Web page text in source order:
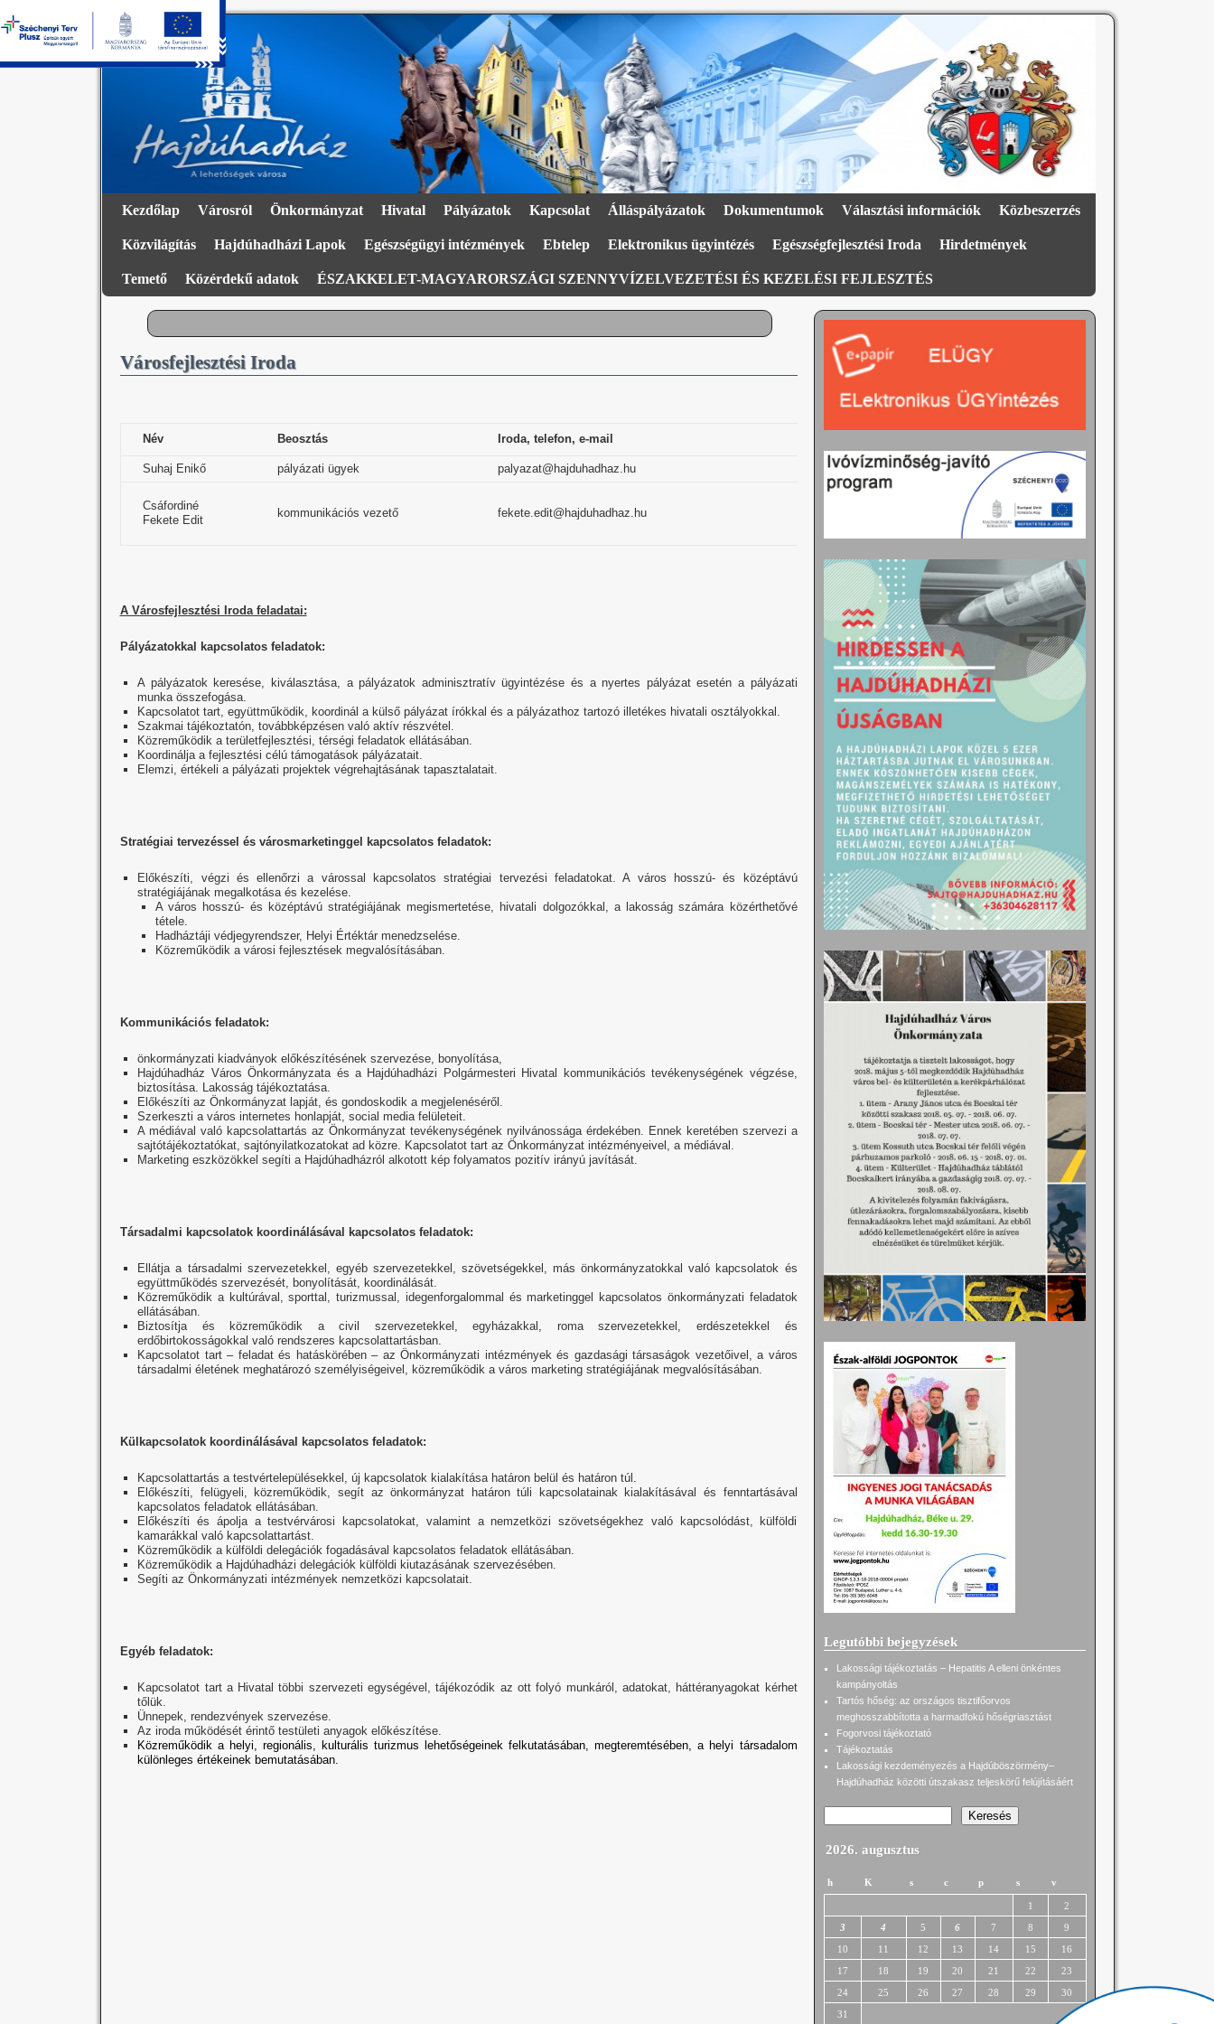
Kezdőlap Városról Önkormányzat Hivatal Pályázatok Kapcsolat Álláspályázatok Dokumentumok Választási információk Közbeszerzés
Közvilágítás Hajdúhadházi Lapok Egészségügyi intézmények Ebtelep Elektronikus ügyintézés Egészségfejlesztési Iroda Hirdetmények
Temető Közérdekű adatok ÉSZAKKELET-MAGYARORSZÁGI SZENNYVÍZELVEZETÉSI ÉS KEZELÉSI FEJLESZTÉS
Városfejlesztési Iroda
Név Beosztás Iroda, telefon, e-mail
Suhaj Enikő pályázati ügyek palyazat@hajduhadhaz.hu
Csáfordiné
Fekete Edit
kommunikációs vezető fekete.edit@hajduhadhaz.hu
A Városfejlesztési Iroda feladatai:
Pályázatokkal kapcsolatos feladatok:
A pályázatok keresése, kiválasztása, a pályázatok adminisztratív ügyintézése és a nyertes pályázat esetén a pályázati
munka összefogása.
Kapcsolatot tart, együttműködik, koordinál a külső pályázat írókkal és a pályázathoz tartozó illetékes hivatali osztályokkal.
Szakmai tájékoztatón, továbbképzésen való aktív részvétel.
Közreműködik a területfejlesztési, térségi feladatok ellátásában.
Koordinálja a fejlesztési célú támogatások pályázatait.
Elemzi, értékeli a pályázati projektek végrehajtásának tapasztalatait.
Stratégiai tervezéssel és városmarketinggel kapcsolatos feladatok:
Előkészíti, végzi és ellenőrzi a várossal kapcsolatos stratégiai tervezési feladatokat. A város hosszú- és középtávú
stratégiájának megalkotása és kezelése.
A város hosszú- és középtávú stratégiájának megismertetése, hivatali dolgozókkal, a lakosság számára közérthetővé
tétele.
Hadháztáji védjegyrendszer, Helyi Értéktár menedzselése.
Közreműködik a városi fejlesztések megvalósításában.
Kommunikációs feladatok:
önkormányzati kiadványok előkészítésének szervezése, bonyolítása,
Hajdúhadház Város Önkormányzata és a Hajdúhadházi Polgármesteri Hivatal kommunikációs tevékenységének végzése,
biztosítása. Lakosság tájékoztatása.
Előkészíti az Önkormányzat lapját, és gondoskodik a megjelenéséről.
Szerkeszti a város internetes honlapját, social media felületeit.
A médiával való kapcsolattartás az Önkormányzat tevékenységének nyilvánossága érdekében. Ennek keretében szervezi a
sajtótájékoztatókat, sajtónyilatkozatokat ad közre. Kapcsolatot tart az Önkormányzat intézményeivel, a médiával.
Marketing eszközökkel segíti a Hajdúhadházról alkotott kép folyamatos pozitív irányú javítását.
Társadalmi kapcsolatok koordinálásával kapcsolatos feladatok:
Ellátja a társadalmi szervezetekkel, egyéb szervezetekkel, szövetségekkel, más önkormányzatokkal való kapcsolatok és
együttműködés szervezését, bonyolítását, koordinálását.
Közreműködik a kultúrával, sporttal, turizmussal, idegenforgalommal és marketinggel kapcsolatos önkormányzati feladatok
ellátásában.
Biztosítja és közreműködik a civil szervezetekkel, egyházakkal, roma szervezetekkel, erdészetekkel és
erdőbirtokosságokkal való rendszeres kapcsolattartásban.
Kapcsolatot tart – feladat és hatáskörében – az Önkormányzati intézmények és gazdasági társaságok vezetőivel, a város
társadalmi életének meghatározó személyiségeivel, közreműködik a város marketing stratégiájának megvalósításában.
Külkapcsolatok koordinálásával kapcsolatos feladatok:
Kapcsolattartás a testvértelepülésekkel, új kapcsolatok kialakítása határon belül és határon túl.
Előkészíti, felügyeli, közreműködik, segít az önkormányzat határon túli kapcsolatainak kialakításával és fenntartásával
kapcsolatos feladatok ellátásában.
Előkészíti és ápolja a testvérvárosi kapcsolatokat, valamint a nemzetközi szövetségekhez való kapcsolódást, külföldi
kamarákkal való kapcsolattartást.
Közreműködik a külföldi delegációk fogadásával kapcsolatos feladatok ellátásában.
Közreműködik a Hajdúhadházi delegációk külföldi kiutazásának szervezésében.
Segíti az Önkormányzati intézmények nemzetközi kapcsolatait.
Egyéb feladatok:
Kapcsolatot tart a Hivatal többi szervezeti egységével, tájékozódik az ott folyó munkáról, adatokat, háttéranyagokat kérhet
tőlük.
Ünnepek, rendezvények szervezése.
Az iroda működését érintő testületi anyagok előkészítése.
Közreműködik a helyi, regionális, kulturális turizmus lehetőségeinek felkutatásában, megteremtésében, a helyi társadalom
különleges értékeinek bemutatásában.
Legutóbbi bejegyzések
Lakossági tájékoztatás – Hepatitis A elleni önkéntes
kampányoltás
Tartós hőség: az országos tisztifőorvos
meghosszabbította a harmadfokú hőségriasztást
Fogorvosi tájékoztató
Tájékoztatás
Lakossági kezdeményezés a Hajdúböszörmény–
Hajdúhadház közötti útszakasz teljeskörű felújításáért
Keresés
2026. augusztus
h K s c p s v
1
2
3
4 5 6 7 8
9
10
11 12 13 14 15
16
17
18 19 20 21 22
23
24
25 26 27 28 29
30
31